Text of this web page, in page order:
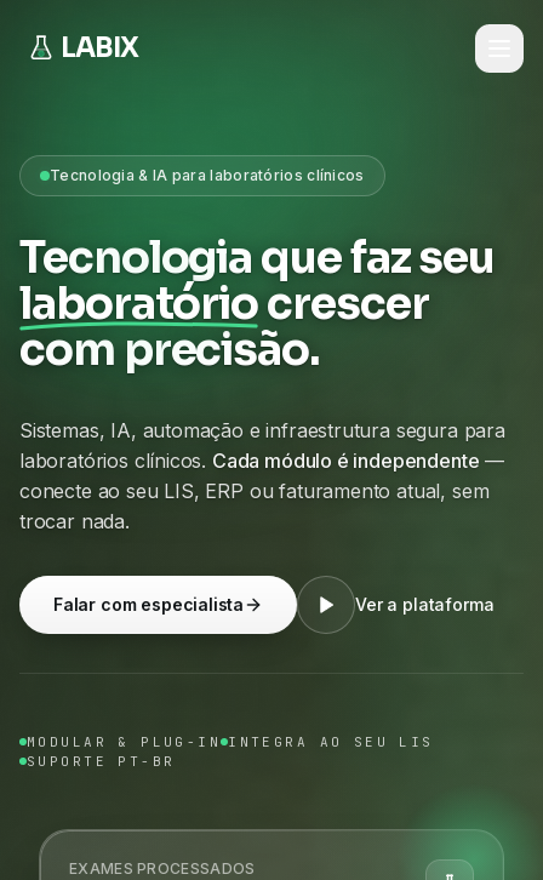
LABIX
Tecnologia & IA para laboratórios clínicos
Tecnologia que faz seu
laboratóriocrescer
com precisão.
Sistemas, IA, automação e infraestrutura segura para
laboratórios clínicos. Cada módulo é independente —
conecte ao seu LIS, ERP ou faturamento atual, sem
trocar nada.
Falar com especialista Ver a plataforma
MODULAR & PLUG-IN INTEGRA AO SEU LIS
SUPORTE PT-BR
EXAMES PROCESSADOS